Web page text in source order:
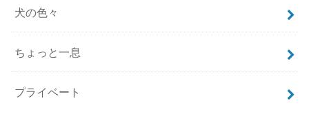
犬の色々
ちょっと一息
プライベート